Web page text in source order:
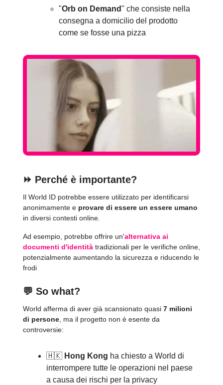
"Orb on Demand" che consiste nella
consegna a domicilio del prodotto
come se fosse una pizza
⏩️ Perché è importante?
Il World ID potrebbe essere utilizzato per identificarsi
anonimamente e provare di essere un essere umano
in diversi contesti online.
Ad esempio, potrebbe offrire un'alternativa ai
documenti d'identità tradizionali per le verifiche online,
potenzialmente aumentando la sicurezza e riducendo le
frodi
💬 So what?
World afferma di aver già scansionato quasi 7 milioni
di persone , ma il progetto non è esente da
controversie:
🇭🇰 Hong Kong ha chiesto a World di
interrompere tutte le operazioni nel paese
a causa dei rischi per la privacy